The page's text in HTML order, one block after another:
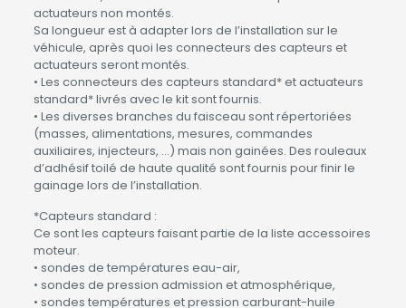
actuateurs non montés.
Sa longueur est à adapter lors de l’installation sur le
véhicule, après quoi les connecteurs des capteurs et
actuateurs seront montés.
• Les connecteurs des capteurs standard* et actuateurs
standard* livrés avec le kit sont fournis.
• Les diverses branches du faisceau sont répertoriées
(masses, alimentations, mesures, commandes
auxiliaires, injecteurs, …) mais non gainées. Des rouleaux
d’adhésif toilé de haute qualité sont fournis pour finir le
gainage lors de l’installation.
*Capteurs standard :
Ce sont les capteurs faisant partie de la liste accessoires
moteur.
• sondes de températures eau-air,
• sondes de pression admission et atmosphérique,
• sondes températures et pression carburant-huile